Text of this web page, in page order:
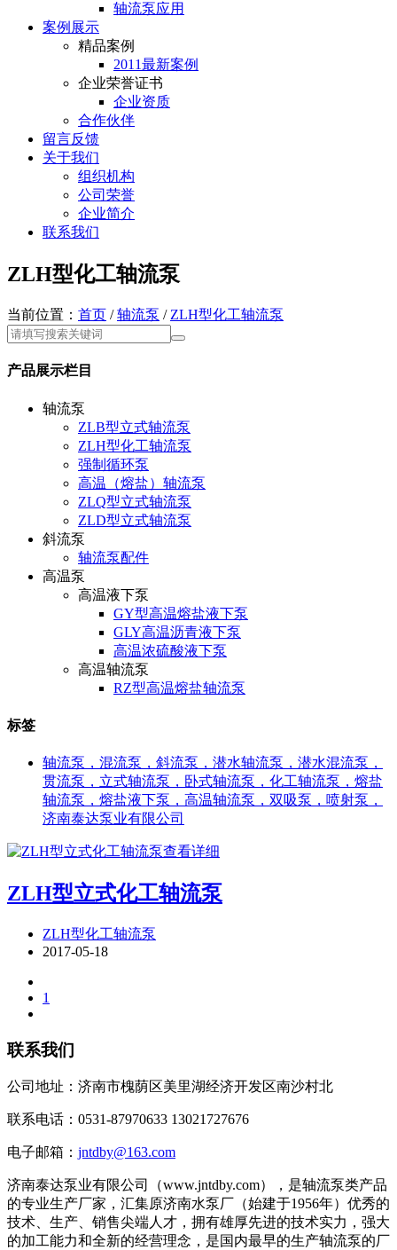
轴流泵应用
案例展示
精品案例
2011最新案例
企业荣誉证书
企业资质
合作伙伴
留言反馈
关于我们
组织机构
公司荣誉
企业简介
联系我们
ZLH型化工轴流泵
当前位置： 首页 /轴流泵 / ZLH型化工轴流泵
产品展示栏目
轴流泵
ZLB型立式轴流泵
ZLH型化工轴流泵
强制循环泵
高温（熔盐）轴流泵
ZLQ型立式轴流泵
ZLD型立式轴流泵
斜流泵
轴流泵配件
高温泵
高温液下泵
GY型高温熔盐液下泵
GLY高温沥青液下泵
高温浓硫酸液下泵
高温轴流泵
RZ型高温熔盐轴流泵
标签
轴流泵，混流泵，斜流泵，潜水轴流泵，潜水混流泵，
贯流泵，立式轴流泵，卧式轴流泵，化工轴流泵，熔盐
轴流泵，熔盐液下泵，高温轴流泵，双吸泵，喷射泵，
济南泰达泵业有限公司
查看详细
ZLH型立式化工轴流泵
ZLH型化工轴流泵
2017-05-18
1
联系我们
公司地址：济南市槐荫区美里湖经济开发区南沙村北
联系电话：0531-87970633 13021727676
电子邮箱： jntdby@163.com
济南泰达泵业有限公司（www.jntdby.com），是轴流泵类产品
的专业生产厂家，汇集原济南水泵厂（始建于1956年）优秀的
技术、生产、销售尖端人才，拥有雄厚先进的技术实力，强大
的加工能力和全新的经营理念，是国内最早的生产轴流泵的厂